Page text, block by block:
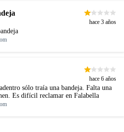
hace 3 años
hace 6 años
sólo traía una bandeja. Falta una
Es difícil reclamar en Falabella